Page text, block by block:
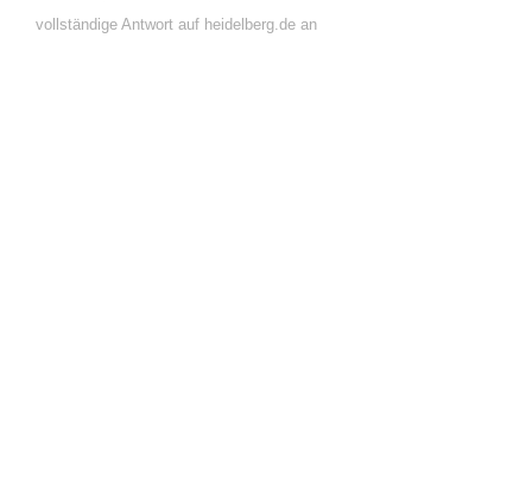
vollständige Antwort auf heidelberg.de an